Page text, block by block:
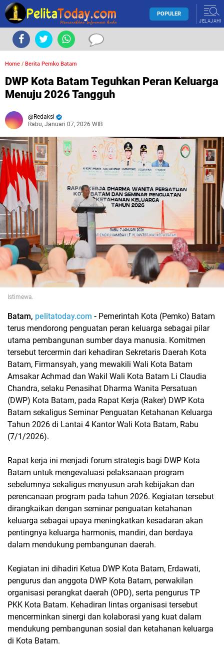
POPULER
JELAJAHI
Home / Berita Pemko Batam
DWP Kota Batam Teguhkan Peran Keluarga
Menuju 2026 Tangguh
Redaksi
Rabu, Januari 07, 2026 WIB
Istimewa.
Batam, pelitatoday.com - Pemerintah Kota (Pemko) Batam
terus mendorong penguatan peran keluarga sebagai pilar
utama pembangunan sumber daya manusia. Komitmen
tersebut tercermin dari kehadiran Sekretaris Daerah Kota
Batam, Firmansyah, yang mewakili Wali Kota Batam
Amsakar Achmad dan Wakil Wali Kota Batam Li Claudia
Chandra, selaku Penasihat Dharma Wanita Persatuan
(DWP) Kota Batam, pada Rapat Kerja (Raker) DWP Kota
Batam sekaligus Seminar Penguatan Ketahanan Keluarga
Tahun 2026 di Lantai 4 Kantor Wali Kota Batam, Rabu
(7/1/2026).
Rapat kerja ini menjadi forum strategis bagi DWP Kota
Batam untuk mengevaluasi pelaksanaan program
sebelumnya sekaligus menyusun arah kebijakan dan
perencanaan program pada tahun 2026. Kegiatan tersebut
dirangkaikan dengan seminar penguatan ketahanan
keluarga sebagai upaya meningkatkan kesadaran akan
pentingnya keluarga harmonis, mandiri, dan berdaya
dalam mendukung pembangunan daerah.
Kegiatan ini dihadiri Ketua DWP Kota Batam, Erdawati,
pengurus dan anggota DWP Kota Batam, perwakilan
organisasi perangkat daerah (OPD), serta pengurus TP
PKK Kota Batam. Kehadiran lintas organisasi tersebut
mencerminkan sinergi dan kolaborasi yang kuat dalam
mendukung pembangunan sosial dan ketahanan keluarga
di Kota Batam.